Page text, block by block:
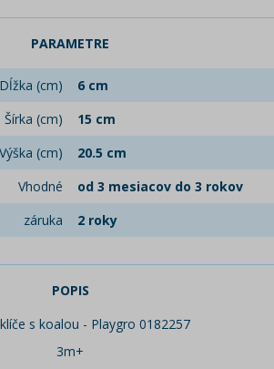
PARAMETRE
Dĺžka (cm)
6 cm
Šírka (cm)
15 cm
Výška (cm)
20.5 cm
Vhodné
od 3 mesiacov do 3 rokov
záruka
2 roky
POPIS
s koalou - Playgro 0182257
3m+